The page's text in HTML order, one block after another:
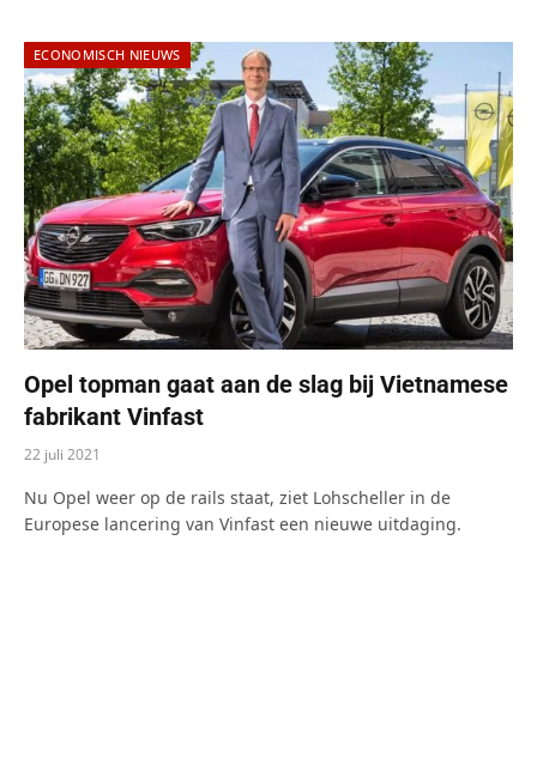
ECONOMISCH NIEUWS
Opel topman gaat aan de slag bij Vietnamese
fabrikant Vinfast
22 juli 2021
Nu Opel weer op de rails staat, ziet Lohscheller in de
Europese lancering van Vinfast een nieuwe uitdaging.